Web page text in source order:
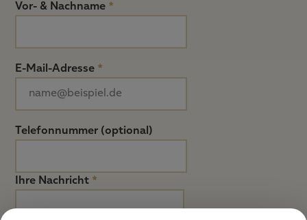
Vor- & Nachname *
E-Mail-Adresse *
Telefonnummer (optional)
Ihre Nachricht *